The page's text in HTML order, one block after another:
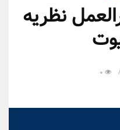
نظریه